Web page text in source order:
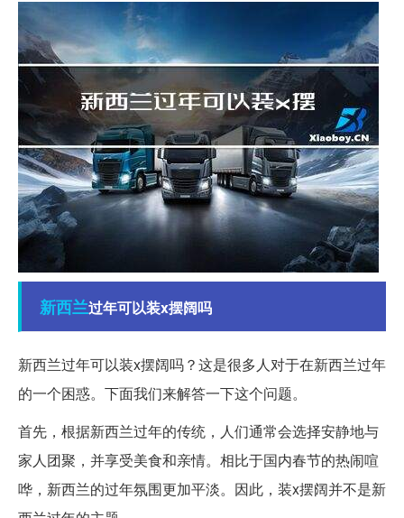
新西兰过年可以装x摆阔吗
新西兰过年可以装x摆阔吗？这是很多人对于在新西兰过年
的一个困惑。下面我们来解答一下这个问题。
首先，根据新西兰过年的传统，人们通常会选择安静地与
家人团聚，并享受美食和亲情。相比于国内春节的热闹喧
哗，新西兰的过年氛围更加平淡。因此，装x摆阔并不是新